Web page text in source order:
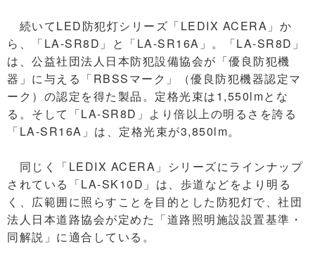
続いてLED防犯灯シリーズ「LEDIX ACERA」か
ら、「LA-SR8D」と「LA-SR16A」。「LA-SR8D」
は、公益社団法人日本防犯設備協会が「優良防犯機
器」に与える「RBSSマーク」（優良防犯機器認定マ
ーク）の認定を得た製品。定格光束は1,550lmとな
る。そして「LA-SR8D」より倍以上の明るさを誇る
「LA-SR16A」は、定格光束が3,850lm。
同じく「LEDIX ACERA」シリーズにラインナップ
されている「LA-SK10D」は、歩道などをより明る
く、広範囲に照らすことを目的とした防犯灯で、社団
法人日本道路協会が定めた「道路照明施設設置基準・
同解説」に適合している。